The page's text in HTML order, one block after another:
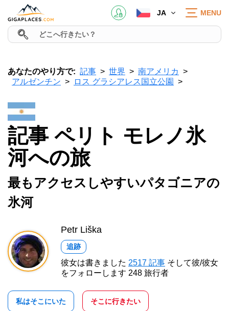
JA MENU
あなたのやり方で: 記事 世界
南アメリカ
アルゼンチン
ロス グラシアレス国立公園
記事 ペリト モレノ氷
河への旅
最もアクセスしやすいパタゴニアの
氷河
Petr Liška
追跡
彼女は書きました 2517 記事 そして彼/彼女
をフォローします 248 旅行者
私はそこにいた そこに行きたい